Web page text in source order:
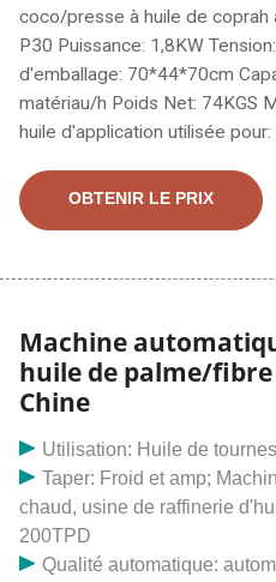
coco/presse à huile de coprah
P30 Puissance: 1,8KW
d'emballage: 70*44*70cm
matériau/h Poids Net: 74KGS
huile d'application utilisée
coton, graines de suif, graines
noix, etc. nous avons
coton de tournesol de grande
de coton de tournesol de
presse à vis continue pour le
d'huile végétale - le processus
de coton, les graines de colza
d'autres huiles contenant une
graines oléagineuses.
OBTENIR LE PRIX
Machine
huile de palme/fibre
Chine
Utilisation: Huile de
Taper: Froid et amp;
chaud, usine de raffinerie
200TPD
Qualité automatique: